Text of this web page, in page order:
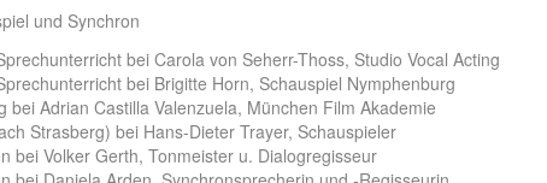
und Synchron
bei Carola von Seherr-Thoss, Studio Vocal Acting
bei Brigitte Horn, Schauspiel Nymphenburg
bei Adrian Castilla Valenzuela, München Film Akademie
Strasberg) bei Hans-Dieter Trayer, Schauspieler
bei Volker Gerth, Tonmeister u. Dialogregisseur